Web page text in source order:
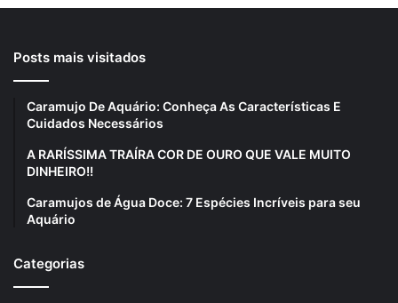
Posts mais visitados
Caramujo De Aquário: Conheça As Características E
Cuidados Necessários
A RARÍSSIMA TRAÍRA COR DE OURO QUE VALE MUITO
DINHEIRO!!
Caramujos de Água Doce: 7 Espécies Incríveis para seu
Aquário
Categorias